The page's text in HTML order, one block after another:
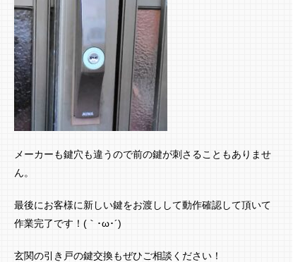
メーカーも鍵穴も違うので前の鍵が刺さることもありませ
ん。
最後にお客様に新しい鍵をお渡しして動作確認して頂いて
作業完了です！(｀･ω･´)ゞ
玄関の引き戸の鍵交換もぜひご相談ください！